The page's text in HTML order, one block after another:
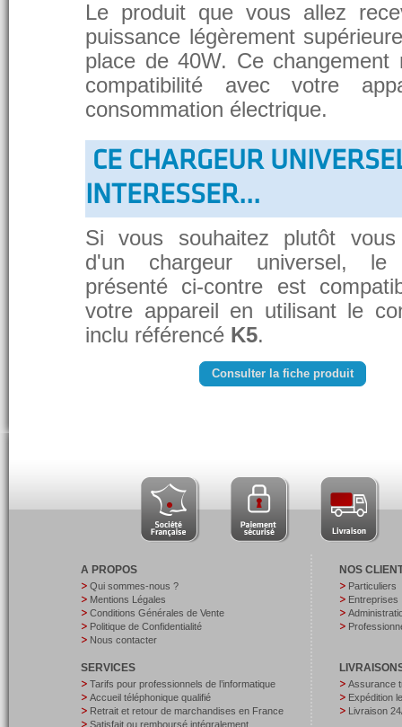
Le produit que vous allez
puissance légèrement
place de 40W. Ce
compatibilité avec votre
consommation électrique.
CE CHARGEUR
INTERESSER...
Si vous souhaitez plutôt vous
d'un chargeur universel, le
présenté ci-contre est
votre appareil en utilisant le
inclu référencé K5.
Consulter la fiche produit
A PROPOS
Qui sommes-nous ?
Mentions Légales
Conditions Générales de Vente
Politique de Confidentialité
Nous contacter
SERVICES
Tarifs pour professionnels de l’informatique
Accueil téléphonique qualifié
Retrait et retour de marchandises en France
Satisfait ou remboursé intégralement
NOS
Particuliers
Entreprises
Assurance
Expédition
Livraison